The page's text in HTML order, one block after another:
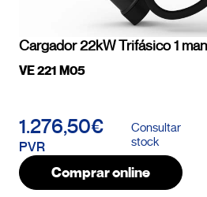
Cargador 22kW Trifásico 1
VE 221 M05
1.276,50€
PVR
Consultar
stock
Comprar online